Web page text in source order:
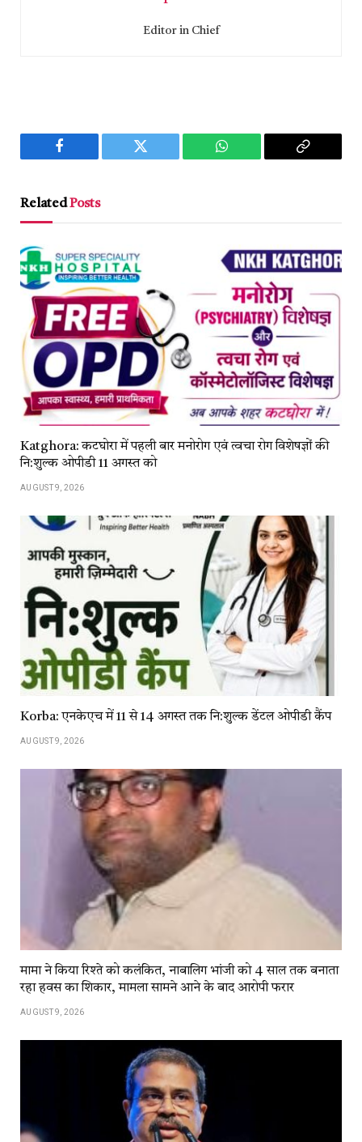
Editor in Chief
Facebook Twitter WhatsApp
Copy
RelatedPosts
Katghora: कटघोरा में पहली बार मनोरोग एवं त्वचा रोग विशेषज्ञों की
नि:शुल्क ओपीडी 11 अगस्त को
AUGUST 9, 2026
Korba: एनकेएच में 11 से 14 अगस्त तक नि:शुल्क डेंटल ओपीडी कैंप
AUGUST 9, 2026
मामा ने किया रिश्ते को कलंकित, नाबालिग भांजी को 4 साल तक बनाता
रहा हवस का शिकार, मामला सामने आने के बाद आरोपी फरार
AUGUST 9, 2026